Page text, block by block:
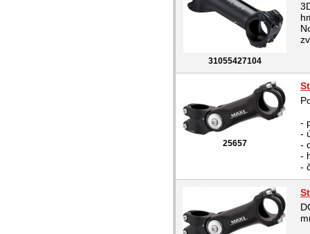
31055427104
25657
-
-
-
-
-